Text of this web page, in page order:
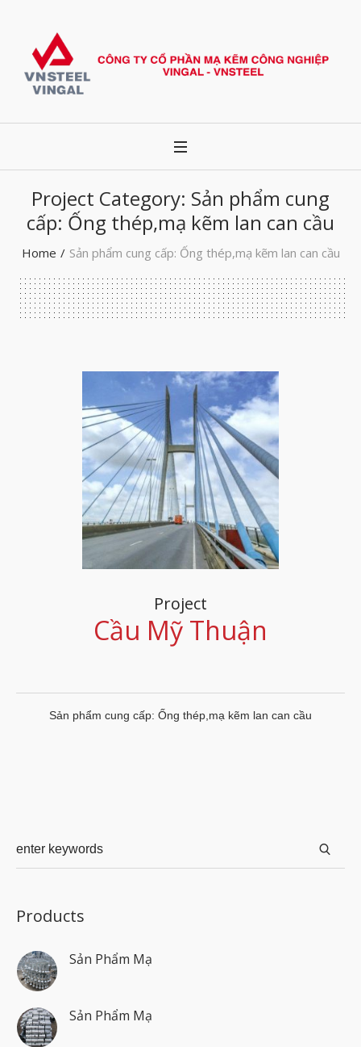
Project Category: Sản phẩm cung
cấp: Ống thép,mạ kẽm lan can cầu
Home / Sản phẩm cung cấp: Ống thép,mạ kẽm lan can cầu
Project
Cầu Mỹ Thuận
Sản phẩm cung cấp: Ống thép,mạ kẽm lan can cầu
Products
Sản Phẩm Mạ
Sản Phẩm Mạ